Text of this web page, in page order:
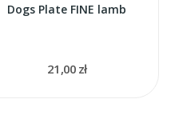
Dogs Plate FINE lamb
21,00 zł